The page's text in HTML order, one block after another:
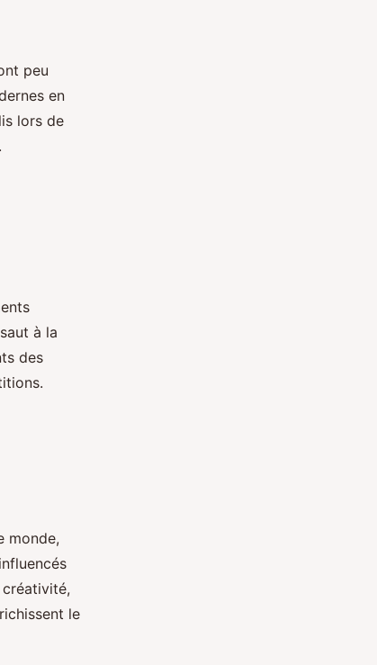
peu
en
lors de
à la
des
monde,
le